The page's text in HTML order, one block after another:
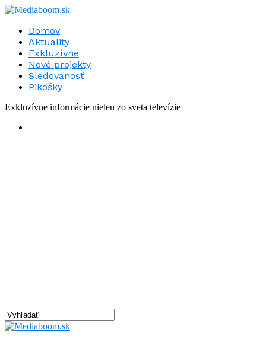
Domov
Aktuality
Exkluzívne
Nové projekty
Sledovanosť
Pikošky
Exkluzívne informácie nielen zo sveta televízie